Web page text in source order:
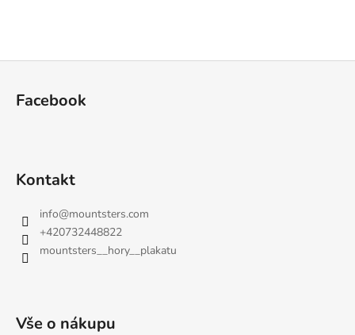
Facebook
Kontakt
info@mountsters.com
+420732448822
mountsters__hory__plakatu
Vše o nákupu